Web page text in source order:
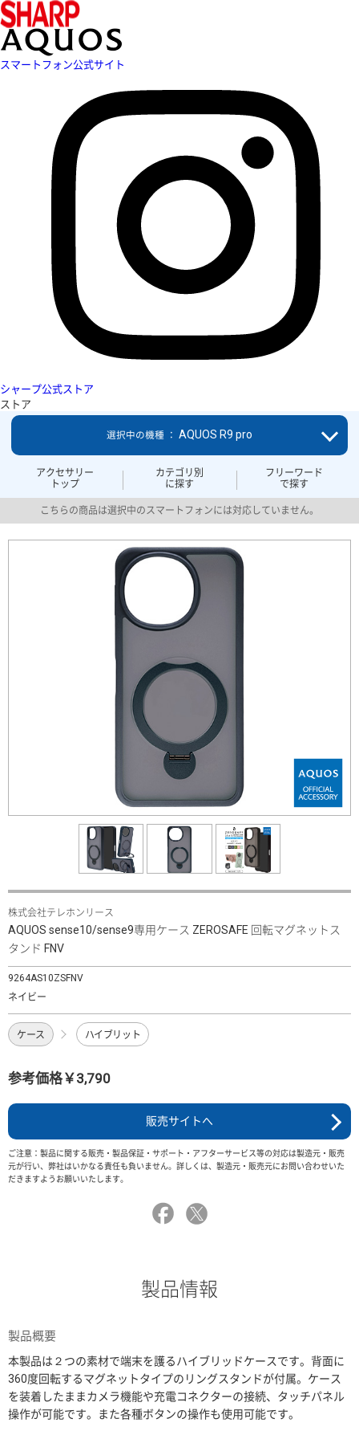
スマートフォン公式サイト
シャープ公式ストア
ストア
アクセサリー
トップ
カテゴリ別
に探す
フリーワード
で探す
選択中の機種 ： AQUOS R9 pro
こちらの商品は選択中のスマートフォンには対応していません。
株式会社テレホンリース
AQUOS sense10/sense9専用ケース ZEROSAFE 回転マグネットス
タンド FNV
9264AS10ZSFNV
ネイビー
ケース ハイブリット
参考価格￥3,790
販売サイトへ
ご注意：製品に関する販売・製品保証・サポート・アフターサービス等の対応は製造元・販売
元が行い、弊社はいかなる責任も負いません。詳しくは、製造元・販売元にお問い合わせいた
だきますようお願いいたします。
製品情報
製品概要
本製品は２つの素材で端末を護るハイブリッドケースです。背面に
360度回転するマグネットタイプのリングスタンドが付属。ケース
を装着したままカメラ機能や充電コネクターの接続、タッチパネル
操作が可能です。また各種ボタンの操作も使用可能です。